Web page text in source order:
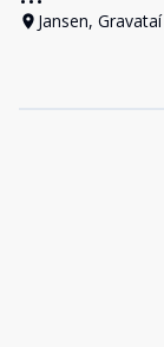
Jansen, Gravataí